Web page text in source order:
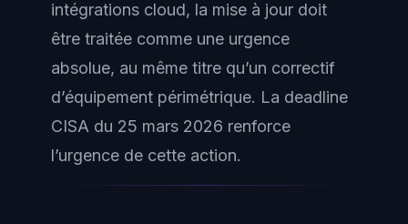
intégrations cloud, la mise à jour doit
être traitée comme une urgence
absolue, au même titre qu’un correctif
d’équipement périmétrique. La deadline
CISA du 25 mars 2026 renforce
l’urgence de cette action.